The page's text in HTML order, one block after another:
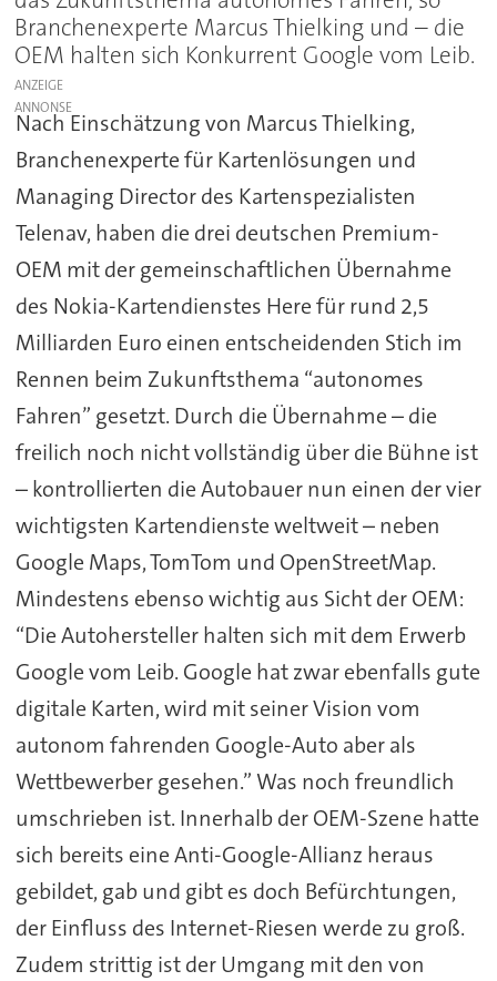
Branchenexperte Marcus Thielking und – die
OEM halten sich Konkurrent Google vom Leib.
ANZEIGE
Nach Einschätzung von Marcus Thielking,
Branchenexperte für Kartenlösungen und
Managing Director des Kartenspezialisten
Telenav, haben die drei deutschen Premium-
OEM mit der gemeinschaftlichen Übernahme
des Nokia-Kartendienstes Here für rund 2,5
Milliarden Euro einen entscheidenden Stich im
Rennen beim Zukunftsthema “autonomes
Fahren” gesetzt. Durch die Übernahme – die
freilich noch nicht vollständig über die Bühne ist
– kontrollierten die Autobauer nun einen der vier
wichtigsten Kartendienste weltweit – neben
Google Maps, TomTom und OpenStreetMap.
Mindestens ebenso wichtig aus Sicht der OEM:
“Die Autohersteller halten sich mit dem Erwerb
Google vom Leib. Google hat zwar ebenfalls gute
digitale Karten, wird mit seiner Vision vom
autonom fahrenden Google-Auto aber als
Wettbewerber gesehen.” Was noch freundlich
umschrieben ist. Innerhalb der OEM-Szene hatte
sich bereits eine Anti-Google-Allianz heraus
gebildet, gab und gibt es doch Befürchtungen,
der Einfluss des Internet-Riesen werde zu groß.
Zudem strittig ist der Umgang mit den von